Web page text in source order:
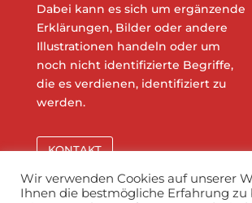
Dabei kann es sich um ergänzende
Erklärungen, Bilder oder andere
Illustrationen handeln oder um
noch nicht identifizierte Begriffe,
die es verdienen, identifiziert zu
werden.
KONTAKT
Wir verwenden Cookies auf unserer
Ihnen die bestmögliche Erfahrung zu